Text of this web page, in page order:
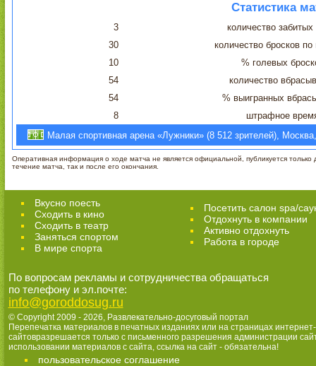
Статистика
3
количество
30
количество бросков по
10
% голевых
54
количество
54
% выигранных
8
штрафное
Малая спортивная арена «Лужники» (8 512 зрителей),
Оперативная информация о ходе матча не является официальной, публикуется только
течение матча, так и после его окончания.
Вкусно поесть
Сходить в кино
Cходить в театр
Заняться спортом
В мире спорта
Посетить салон spa/
Отдохнуть в компании
Активно отдохнуть
Работа в городе
По вопросам рекламы и сотрудничества обращаться
по телефону и эл.почте:
info@goroddosug.ru
© Copyright 2009 - 2026, Развлекательно-досуговый портал
Перепечатка материалов в печатных изданиях или на страницах интернет-
сайтовразрешается только с письменного разрешения администрации
использовании материалов с сайта, ссылка на сайт - обязательна!
пользовательское соглашение